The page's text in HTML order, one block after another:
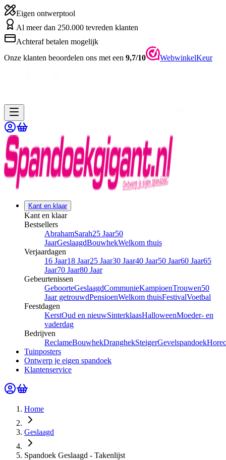
Eigen ontwerptool
Al meer dan 250.000 tevreden klanten
Achteraf betalen mogelijk
Onze klanten beoordelen ons met een 9,7/10 WebwinkelKeur
Kant en klaar
Kant en klaar
Bestsellers
AbrahamSarah25 Jaar50
JaarGeslaagdBouwhekWelkom thuis
Verjaardagen
16 Jaar18 Jaar25 Jaar30 Jaar40 Jaar50 Jaar60 Jaar65
Jaar70 Jaar80 Jaar
Gebeurtenissen
GeboorteGeslaagdCommunieKampioenTrouwen50
Jaar getrouwdPensioenWelkom thuisFestivalVoetbal
Feestdagen
KerstOud en nieuwSinterklaasHalloweenMoeder- en
vaderdag
Bedrijven
ReclameBouwhekDranghekSteigerGevelspandoek
Tuinposters
Ontwerp je eigen spandoek
Klantenservice
Home
Geslaagd
Spandoek Geslaagd - Takenlijst